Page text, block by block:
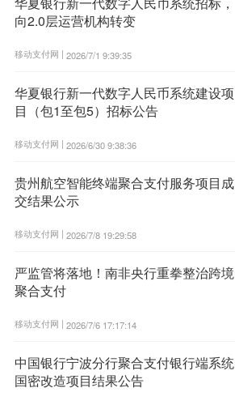
向2.0层运营机构转变
移动支付网 | 2026/7/1 9:39:35
华夏银行新一代数字人民币系统建设项
目（包1至包5）招标公告
移动支付网 | 2026/6/30 9:38:36
贵州航空智能终端聚合支付服务项目成
交结果公示
移动支付网 | 2026/7/8 19:29:58
严监管将落地！南非央行重拳整治跨境
聚合支付
移动支付网 | 2026/7/6 17:17:14
中国银行宁波分行聚合支付银行端系统
国密改造项目结果公告